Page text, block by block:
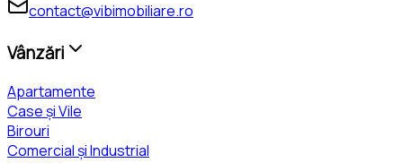
contact@vibimobiliare.ro
Vânzări
Apartamente
Case și Vile
Birouri
Comercial și Industrial